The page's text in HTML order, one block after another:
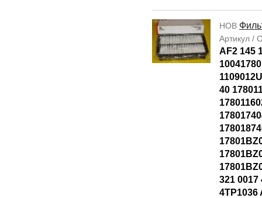
НОВ
Артикул /
AF2 145
40
321 0017
4TP1036